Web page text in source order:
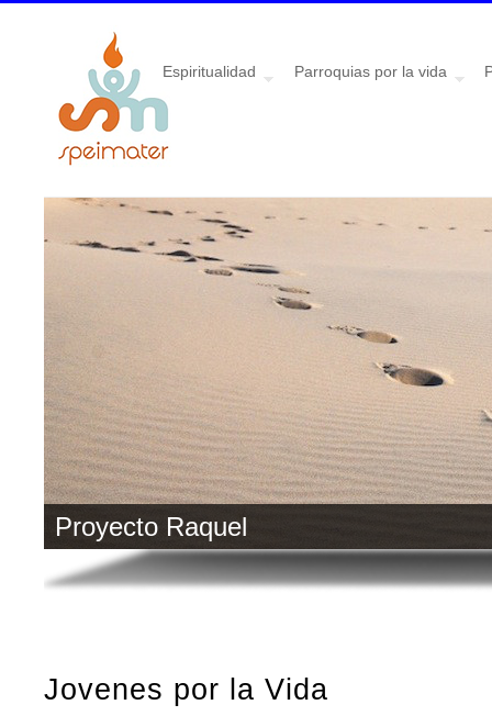
Espiritualidad Parroquias por la vida
Proyecto Raquel
Jovenes por la Vida